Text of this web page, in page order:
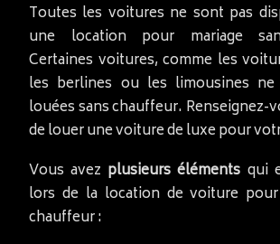
Toutes les voitures ne sont pas
une location pour mariage
Certaines voitures, comme les
les berlines ou les limousines
louées sans chauffeur. Renseignez-
de louer une voiture de luxe pour
Vous avez plusieurs éléments qui
lors de la location de voiture pour
chauffeur :